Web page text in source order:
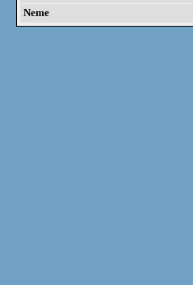
Neme